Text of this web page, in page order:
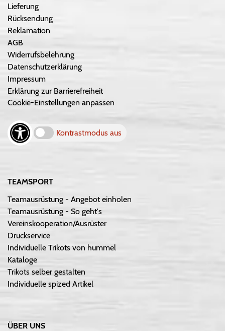
Lieferung
Rücksendung
Reklamation
AGB
Widerrufsbelehrung
Datenschutzerklärung
Impressum
Erklärung zur Barrierefreiheit
Cookie-Einstellungen anpassen
Kontrastmodus aus
TEAMSPORT
Teamausrüstung - Angebot einholen
Teamausrüstung - So geht's
Vereinskooperation/Ausrüster
Druckservice
Individuelle Trikots von hummel
Kataloge
Trikots selber gestalten
Individuelle spized Artikel
ÜBER UNS